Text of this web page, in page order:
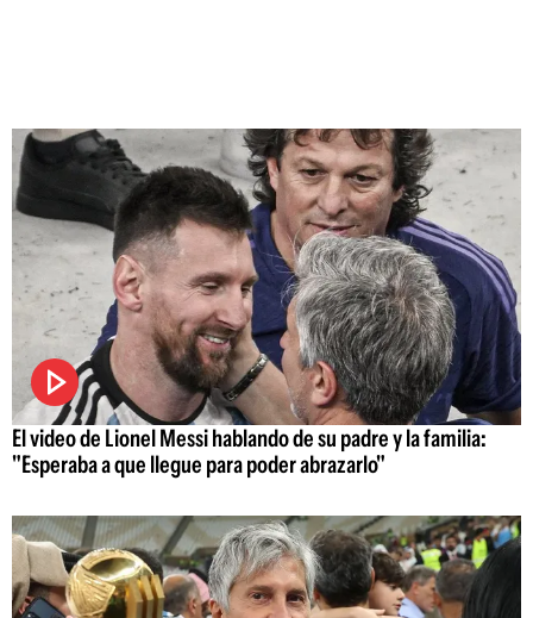
El video de Lionel Messi hablando de su padre y la familia:
"Esperaba a que llegue para poder abrazarlo"